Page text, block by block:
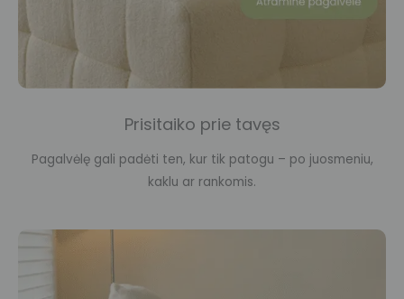
Prisitaiko prie tavęs
Pagalvėlę gali padėti ten, kur tik patogu – po juosmeniu,
kaklu ar rankomis.